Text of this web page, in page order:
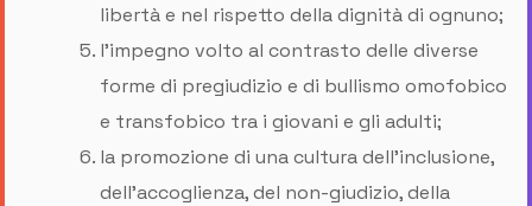
libertà e nel rispetto della dignità di ognuno;
l’impegno volto al contrasto delle diverse
forme di pregiudizio e di bullismo omofobico
e transfobico tra i giovani e gli adulti;
la promozione di una cultura dell’inclusione,
dell’accoglienza, del non-giudizio, della